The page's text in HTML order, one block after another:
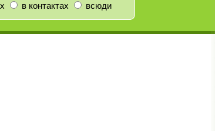
в контактах всюди